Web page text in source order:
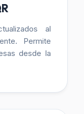
al
Permite
desde la